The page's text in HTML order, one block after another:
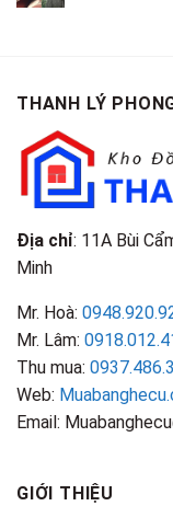
THANH LÝ
Địa chỉ: 11A Bùi
Minh
Mr. Hoà:
Mr. Lâm:
Thu mua:
Web:
Email:
GIỚI THIỆU